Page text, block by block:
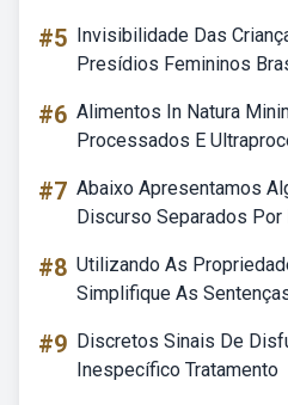
#5 Invisibilidade Das
Presídios Femininos
#6 Alimentos In Natura
Processados E
#7 Abaixo Apresentamos
Discurso Separados Por
#8 Utilizando As
Simplifique As
#9 Discretos Sinais De
Inespecífico Tratamento